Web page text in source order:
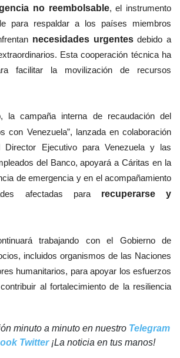
no reembolsable, el instrumento
para respaldar a los países miembros
necesidades urgentesdebido a
Esta cooperación técnica ha
facilitar la movilización de recursos
la campaña interna de recaudación del
con Venezuela”, lanzada en colaboración
Ejecutivo para Venezuela y las
del Banco, apoyará a Cáritas en la
de emergencia y en el acompañamiento
afectadas para recuperarse y
trabajando con el Gobierno de
incluidos organismos de las Naciones
humanitarios, para apoyar los esfuerzos
al fortalecimiento de la resiliencia
minuto a minuto en nuestro Telegram
Twitter¡La noticia en tus manos!